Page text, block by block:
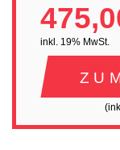
inkl. 19% MwSt.